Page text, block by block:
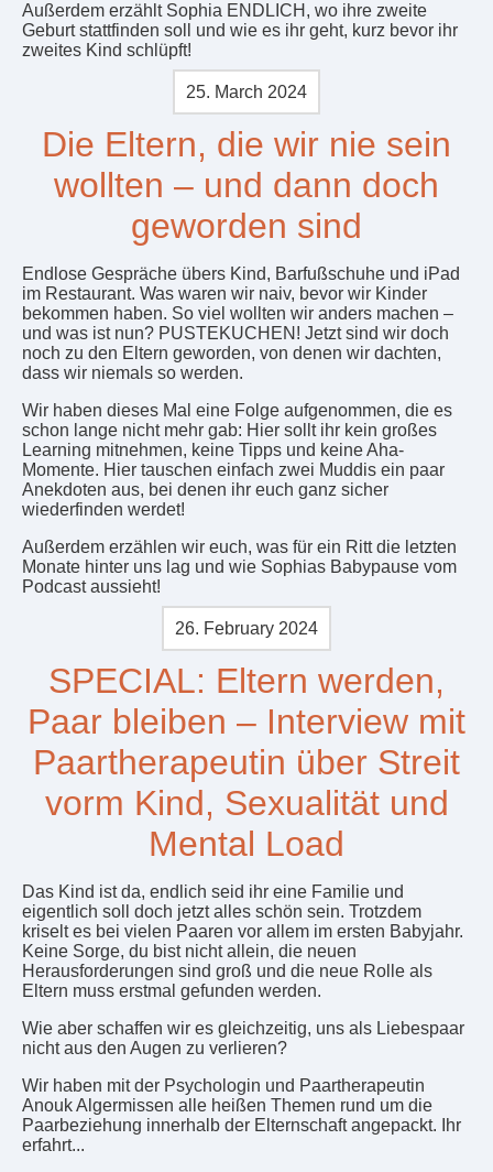
Außerdem erzählt Sophia ENDLICH, wo ihre zweite
Geburt stattfinden soll und wie es ihr geht, kurz bevor ihr
zweites Kind schlüpft!
25. March 2024
Die Eltern, die wir nie sein
wollten – und dann doch
geworden sind
Endlose Gespräche übers Kind, Barfußschuhe und iPad
im Restaurant. Was waren wir naiv, bevor wir Kinder
bekommen haben. So viel wollten wir anders machen –
und was ist nun? PUSTEKUCHEN! Jetzt sind wir doch
noch zu den Eltern geworden, von denen wir dachten,
dass wir niemals so werden.
Wir haben dieses Mal eine Folge aufgenommen, die es
schon lange nicht mehr gab: Hier sollt ihr kein großes
Learning mitnehmen, keine Tipps und keine Aha-
Momente. Hier tauschen einfach zwei Muddis ein paar
Anekdoten aus, bei denen ihr euch ganz sicher
wiederfinden werdet!
Außerdem erzählen wir euch, was für ein Ritt die letzten
Monate hinter uns lag und wie Sophias Babypause vom
Podcast aussieht!
26. February 2024
SPECIAL: Eltern werden,
Paar bleiben – Interview mit
Paartherapeutin über Streit
vorm Kind, Sexualität und
Mental Load
Das Kind ist da, endlich seid ihr eine Familie und
eigentlich soll doch jetzt alles schön sein. Trotzdem
kriselt es bei vielen Paaren vor allem im ersten Babyjahr.
Keine Sorge, du bist nicht allein, die neuen
Herausforderungen sind groß und die neue Rolle als
Eltern muss erstmal gefunden werden.
Wie aber schaffen wir es gleichzeitig, uns als Liebespaar
nicht aus den Augen zu verlieren?
Wir haben mit der Psychologin und Paartherapeutin
Anouk Algermissen alle heißen Themen rund um die
Paarbeziehung innerhalb der Elternschaft angepackt. Ihr
erfahrt...